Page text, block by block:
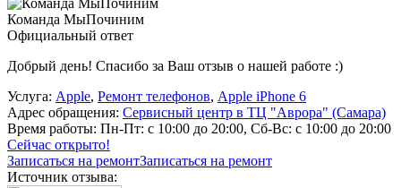
Команда МыПочиним
Официальный ответ
Добрый день! Спасибо за Ваш отзыв о нашей работе :)
Услуга: Apple, Ремонт телефонов, Apple iPhone 6
Адрес обращения: Сервисный центр в ТЦ "Аврора" (Самара)
Время работы: Пн-Пт: с 10:00 до 20:00, Сб-Вс: с 10:00 до 20:00
Сейчас открыто!
Записаться на ремонтЗаписаться на ремонт
Источник отзыва: